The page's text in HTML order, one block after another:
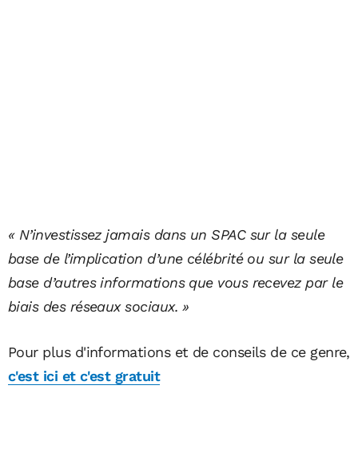
« N’investissez jamais dans un SPAC sur la seule
base de l’implication d’une célébrité ou sur la seule
base d’autres informations que vous recevez par le
biais des réseaux sociaux. »
Pour plus d'informations et de conseils de ce genre,
c'est ici et c'est gratuit